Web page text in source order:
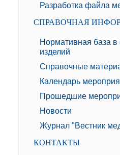
Разработка файла
СПРАВОЧНАЯ
Нормативная база
изделий
Справочные
Календарь
Прошедшие
Новости
Журнал "Вестник
КОНТАКТЫ